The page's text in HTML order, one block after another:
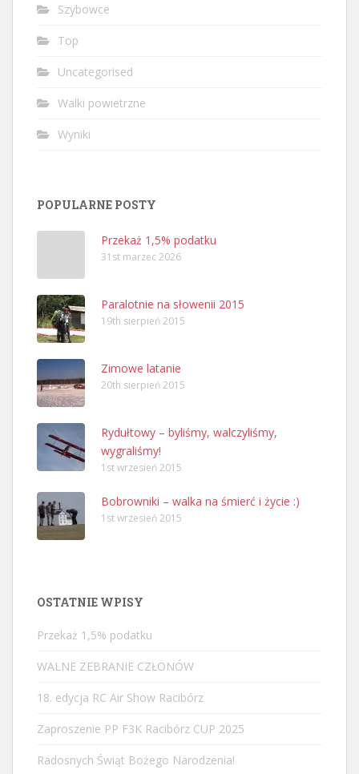
Szybowce
Top
Uncategorised
Walki powietrzne
Wyniki
POPULARNE POSTY
Przekaż 1,5% podatku
31st marzec 2026
Paralotnie na słowenii 2015
19th sierpień 2015
Zimowe latanie
20th sierpień 2015
Rydułtowy – byliśmy, walczyliśmy,
wygraliśmy!
1st wrzesień 2015
Bobrowniki – walka na śmierć i życie :)
1st wrzesień 2015
OSTATNIE WPISY
Przekaż 1,5% podatku
WALNE ZEBRANIE CZŁONÓW
18. edycja RC Air Show Racibórz
Zaproszenie PP F3K Racibórz CUP 2025
Radosnych Świąt Bożego Narodzenia!